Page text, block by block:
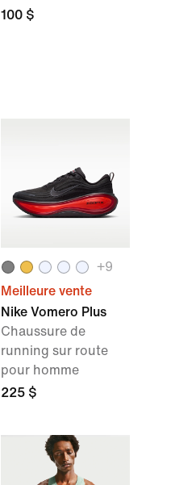
100 $
+9
Meilleure vente
Nike Vomero Plus
Chaussure de
running sur route
pour homme
225 $